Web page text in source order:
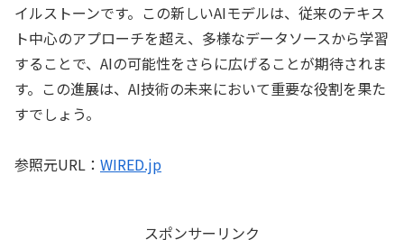
イルストーンです。この新しいAIモデルは、従来のテキス
ト中心のアプローチを超え、多様なデータソースから学習
することで、AIの可能性をさらに広げることが期待されま
す。この進展は、AI技術の未来において重要な役割を果た
すでしょう。
参照元URL： WIRED.jp
スポンサーリンク